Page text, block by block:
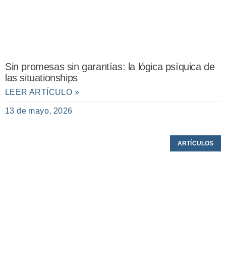
Sin promesas sin garantías: la lógica psíquica de
las situationships
LEER ARTÍCULO »
13 de mayo, 2026
ARTÍCULOS